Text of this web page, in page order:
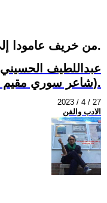
من خريف عامودا إلى خريف أوربا.
عبداللطيف الحسيني
:(شاعر سوري مقيم في هانوفر).
2023 / 4 / 27
الادب والفن